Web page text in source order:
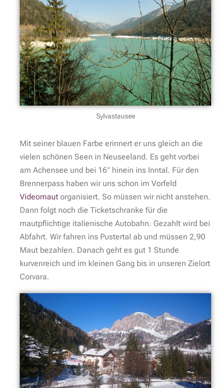
Sylvastausee
Mit seiner blauen Farbe erinnert er uns gleich an die
vielen schönen Seen in Neuseeland. Es geht vorbei
am Achensee und bei 16° hinein ins Inntal. Für den
Brennerpass haben wir uns schon im Vorfeld
Videomaut organisiert. So müssen wir nicht anstehen.
Dann folgt noch die Ticketschranke für die
mautpflichtige italienische Autobahn. Gezahlt wird bei
Abfahrt. Wir fahren ins Pustertal ab und müssen 2,90
Maut bezahlen. Danach geht es gut 1 Stunde
kurvenreich und im kleinen Gang bis in unseren Zielort
Corvara.